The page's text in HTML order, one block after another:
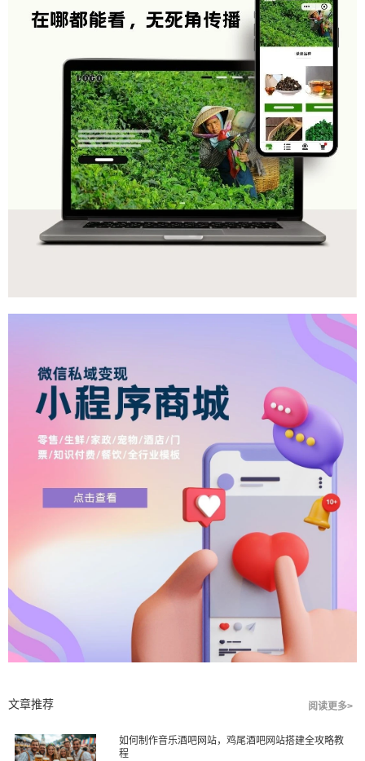
文章推荐 阅读更多>
如何制作音乐酒吧网站，鸡尾酒吧网站搭建全攻略教
程